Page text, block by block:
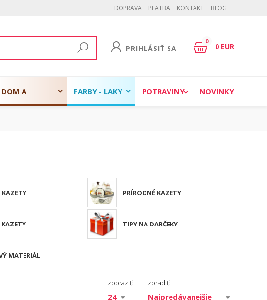
DOPRAVA PLATBA KONTAKT BLOG
PRIHLÁSIŤ SA
0
0 EUR
DOM A FARBY - LAKY POTRAVINY NOVINKY
KAZETY PRÍRODNÉ KAZETY
KAZETY TIPY NA DARČEKY
MATERIÁL
zobraziť: zoradiť: